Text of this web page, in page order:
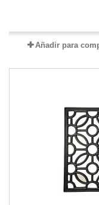
Añadir para